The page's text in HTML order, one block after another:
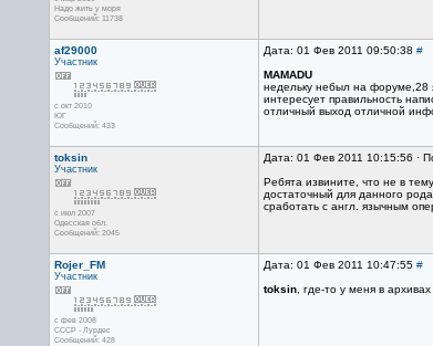
Надо жить у моря
Сообщений: 11738
af29000
Участник
с окт 2010
ЮГ
Сообщений: 433
Дата: 01 Фев 2011 09:50:38 #
MAMADU
недельку небыл на форуме,28
интересует правильность
отличный выход отличной
toksin
Участник
с июл 2007
Одесская обл.
Сообщений: 2045
Дата: 01 Фев 2011 10:15:56 ·
Ребята извините, что не в
достаточный для данного
сработать с англ. язычным
Rojer_FM
Участник
с фев 2008
СССР - Лурдес
Сообщений: 428
Дата: 01 Фев 2011 10:47:55 #
toksin, где-то у меня в